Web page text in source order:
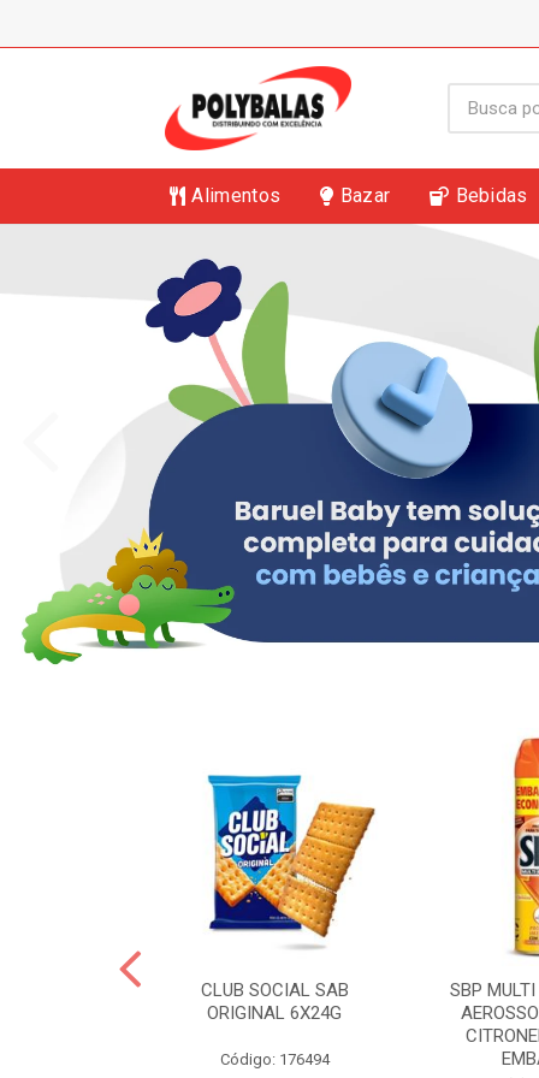
Alimentos Bazar Bebidas
CLUB SOCIAL SAB
ORIGINAL 6X24G
Código: 176494
SBP